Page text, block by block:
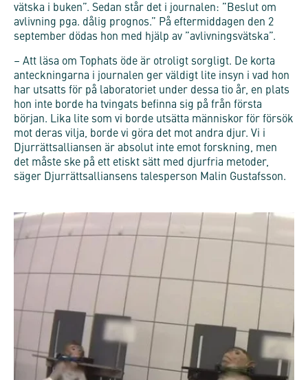
vätska i buken”. Sedan står det i journalen: ”Beslut om
avlivning pga. dålig prognos.” På eftermiddagen den 2
september dödas hon med hjälp av ”avlivningsvätska”.
– Att läsa om Tophats öde är otroligt sorgligt. De korta
anteckningarna i journalen ger väldigt lite insyn i vad hon
har utsatts för på laboratoriet under dessa tio år, en plats
hon inte borde ha tvingats befinna sig på från första
början. Lika lite som vi borde utsätta människor för försök
mot deras vilja, borde vi göra det mot andra djur. Vi i
Djurrättsalliansen är absolut inte emot forskning, men
det måste ske på ett etiskt sätt med djurfria metoder,
säger Djurrättsalliansens talesperson Malin Gustafsson.